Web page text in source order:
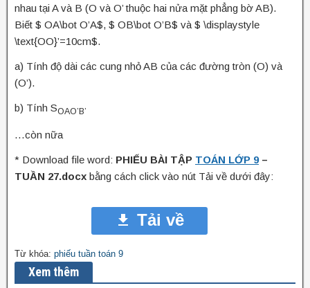
nhau tại A và B (O và O’ thuộc hai nửa mặt phẳng bờ AB).
Biết $ OA\bot O’A$, $ OB\bot O’B$ và $ \displaystyle
\text{OO}’=10cm$.
a) Tính độ dài các cung nhỏ AB của các đường tròn (O) và
(O’).
b) Tính SOAO’B’
…còn nữa
* Download file word: PHIẾU BÀI TẬP TOÁN LỚP 9–
TUẦN 27.docx bằng cách click vào nút Tải về dưới đây:
Tải về
Từ khóa: phiếu tuần toán 9
Xem thêm